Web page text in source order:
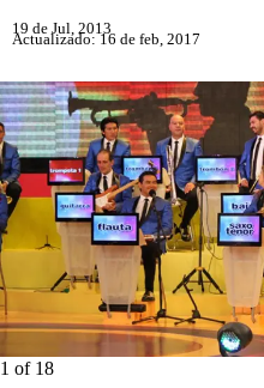
19 de Jul, 2013
Actualizado: 16 de feb, 2017
1 of 18